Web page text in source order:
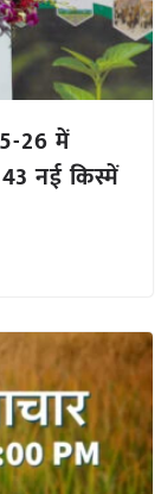
26 में
नई किस्में